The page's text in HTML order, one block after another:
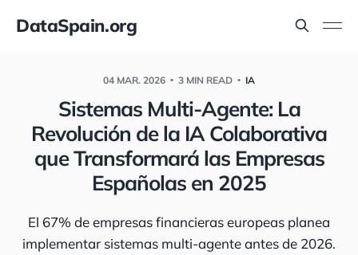
DataSpain.org
04 MAR. 2026 3 MIN READ IA
Sistemas Multi-Agente: La
Revolución de la IA Colaborativa
que Transformará las Empresas
Españolas en 2025
El 67% de empresas financieras europeas planea
implementar sistemas multi-agente antes de 2026.